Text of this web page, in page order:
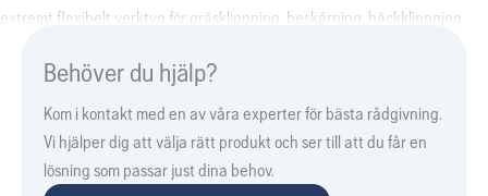
extremt flexibelt verktyg för gräsklippning, beskärning, häckklippning,
externt batteri – på bälte eller ryggburet.
Behöver du hjälp?
Kom i kontakt med en av våra experter för bästa rådgivning.
Vi hjälper dig att välja rätt produkt och ser till att du får en
lösning som passar just dina behov.